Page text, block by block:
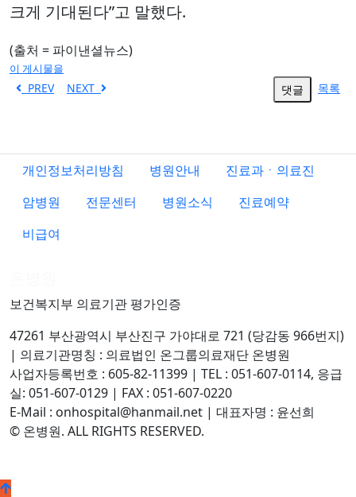
크게 기대된다”고 말했다.
(출처 = 파이낸셜뉴스)
이 게시물을
PREV NEXT 댓글 목록
개인정보처리방침 병원안내
진료과ㆍ의료진
암병원
전문센터 병원소식
진료예약
비급여
보건복지부 의료기관 평가인증
47261 부산광역시 부산진구 가야대로 721 (당감동 966번지)
| 의료기관명칭 : 의료법인 온그룹의료재단 온병원
사업자등록번호 : 605-82-11399 | TEL : 051-607-0114, 응급
실: 051-607-0129 | FAX : 051-607-0220
E-Mail : onhospital@hanmail.net | 대표자명 : 윤선희
© 온병원. ALL RIGHTS RESERVED.
©